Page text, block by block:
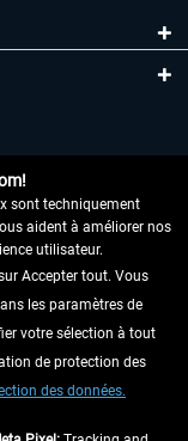
sont techniquement
aident à améliorer nos
utilisateur.
Accepter tout. Vous
les paramètres de
votre sélection à tout
de protection des
des données.